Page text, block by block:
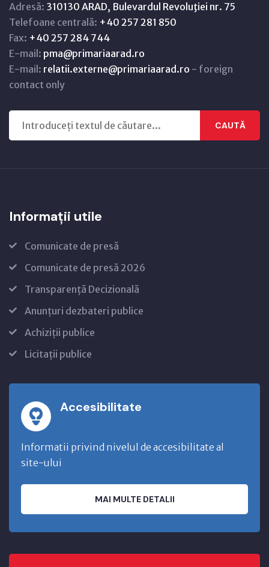
Adresă: 310130 ARAD, Bulevardul Revoluţiei nr. 75
Telefoane centrală: +40 257 281 850
Fax: +40 257 284 744
E-mail: pma@primariaarad.ro
E-mail: relatii.externe@primariaarad.ro - foreign
contact only
CAUTĂ
Informații utile
Comunicate de presă
Comunicate de presă 2026
Transparență Decizională
Anunțuri dezbateri publice
Achiziții publice
Licitații publice
Accesibilitate
Informatii privind nivelul de accesibilitate al
site-ului
MAI MULTE DETALII